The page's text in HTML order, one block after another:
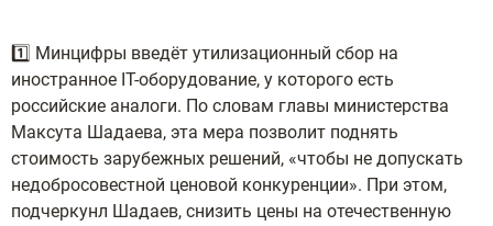
1️⃣ Минцифры введёт утилизационный сбор на
иностранное IT-оборудование, у которого есть
российские аналоги. По словам главы министерства
Максута Шадаева, эта мера позволит поднять
стоимость зарубежных решений, «чтобы не допускать
недобросовестной ценовой конкуренции». При этом,
подчеркунл Шадаев, снизить цены на отечественную